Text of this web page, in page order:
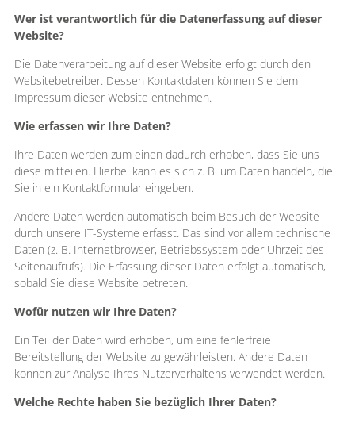
Wer ist verantwortlich für die Datenerfassung auf dieser
Website?
Die Datenverarbeitung auf dieser Website erfolgt durch den
Websitebetreiber. Dessen Kontaktdaten können Sie dem
Impressum dieser Website entnehmen.
Wie erfassen wir Ihre Daten?
Ihre Daten werden zum einen dadurch erhoben, dass Sie uns
diese mitteilen. Hierbei kann es sich z. B. um Daten handeln, die
Sie in ein Kontaktformular eingeben.
Andere Daten werden automatisch beim Besuch der Website
durch unsere IT-Systeme erfasst. Das sind vor allem technische
Daten (z. B. Internetbrowser, Betriebssystem oder Uhrzeit des
Seitenaufrufs). Die Erfassung dieser Daten erfolgt automatisch,
sobald Sie diese Website betreten.
Wofür nutzen wir Ihre Daten?
Ein Teil der Daten wird erhoben, um eine fehlerfreie
Bereitstellung der Website zu gewährleisten. Andere Daten
können zur Analyse Ihres Nutzerverhaltens verwendet werden.
Welche Rechte haben Sie bezüglich Ihrer Daten?